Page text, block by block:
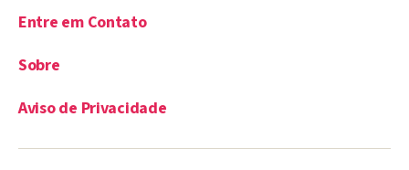
Entre em Contato
Sobre
Aviso de Privacidade